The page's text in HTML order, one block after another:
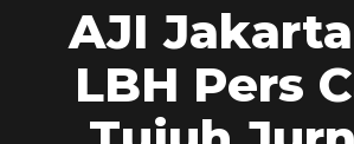
AJI
LBH Pers